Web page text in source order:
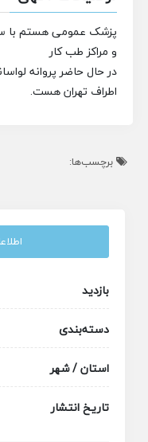
پزشک عمومی هستم با
و مراکز طب کار
در حال حاضر پروانه
اطراف تهران هست.
برچسب‌ها:
بازدید
دسته‌بندی
استان / شهر
تاریخ انتشار